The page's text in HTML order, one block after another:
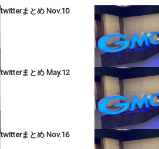
twitterまとめ Nov.10
twitterまとめ May.12
twitterまとめ Nov.16